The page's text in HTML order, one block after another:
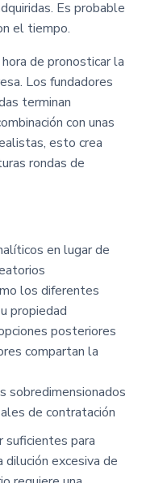
Es probable
el tiempo.
de pronosticar la
Los fundadores
terminan
con unas
esto crea
rondas de
en lugar de
los diferentes
propiedad
posteriores
compartan la
sobredimensionados
de contratación
suficientes para
excesiva de